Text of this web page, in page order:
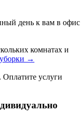
день к вам в офис
комнатах и
→
услуги